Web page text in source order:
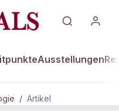
Ausstellungen
/ Artikel